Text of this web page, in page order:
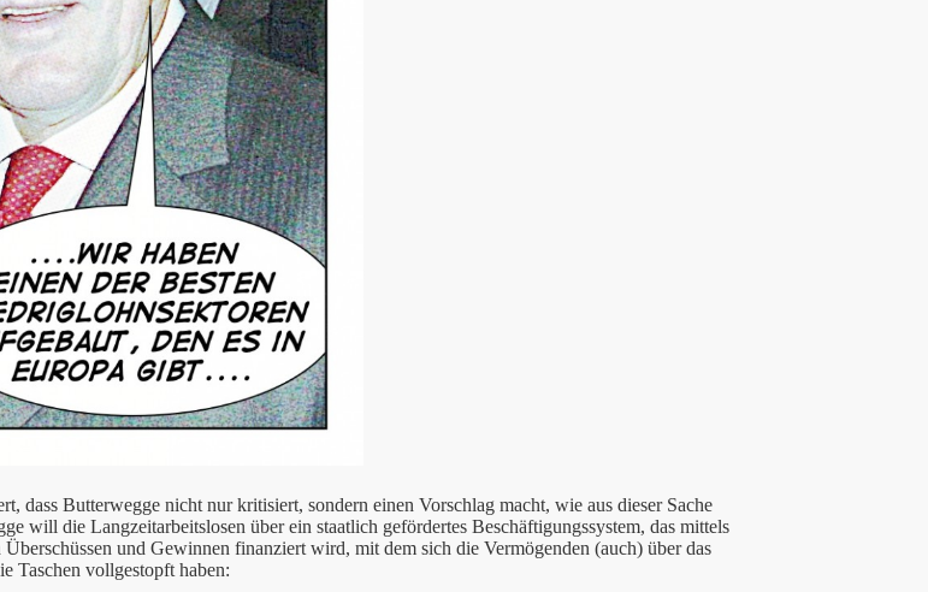
dass Butterwegge nicht nur kritisiert, sondern einen Vorschlag macht, wie aus dieser Sache
will die Langzeitarbeitslosen über ein staatlich gefördertes Beschäftigungssystem, das mittels
Überschüssen und Gewinnen finanziert wird, mit dem sich die Vermögenden (auch) über das
Taschen vollgestopft haben: